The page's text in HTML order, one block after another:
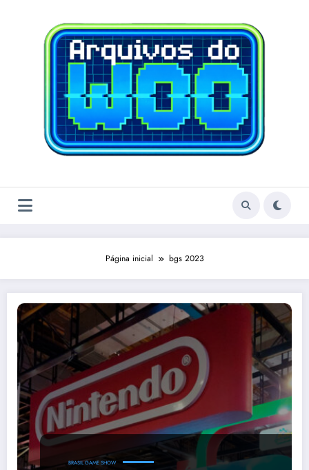
Página inicial bgs 2023
BRASIL GAME SHOW